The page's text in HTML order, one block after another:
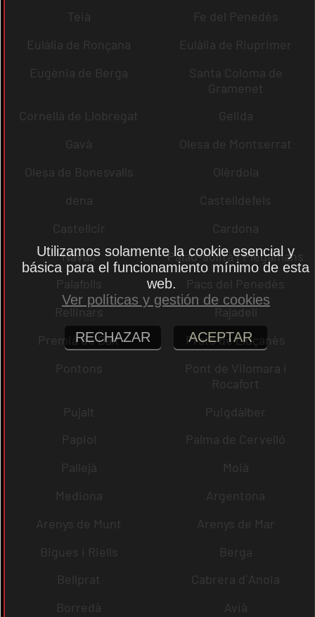
Teià
Fe del Penedès
Eulàlia de Ronçana
Eulàlia de Riuprimer
Eugènia de Berga
Santa Coloma de
Gramenet
Cornellà de Llobregat
Gelida
Gavà
Olesa de Montserrat
Olesa de Bonesvalls
Olèrdola
dena
Castelldefels
Castellcir
Cardona
Navas
Palau-solità i Plegamans
Palafolls
Pacs del Penedès
Rellinars
Rajadell
Premià de Dalt
Prats de Lluçanès
Pontons
Pont de Vilomara i
Rocafort
Pujalt
Puigdàlber
Papiol
Palma de Cervelló
Pallejà
Moià
Mediona
Argentona
Arenys de Munt
Arenys de Mar
Bigues i Riells
Berga
Bellprat
Cabrera d´Anoia
Borredà
Avià
Utilizamos solamente la cookie esencial y
básica para el funcionamiento mínimo de esta
web.
Ver políticas y gestión de cookies
RECHAZAR ACEPTAR